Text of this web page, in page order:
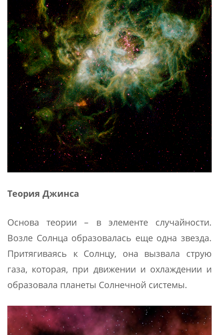
Теория Джинса
Основа теории – в элементе случайности.
Возле Солнца образовалась еще одна звезда.
Притягиваясь к Солнцу, она вызвала струю
газа, которая, при движении и охлаждении и
образовала планеты Солнечной системы.